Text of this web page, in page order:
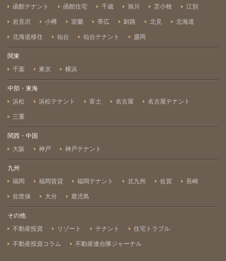
函館テナント 函館住宅 千歳 旭川 苫小牧 江別
岩見沢 小樽 室蘭 帯広 釧路 北見 北海道
北海道移住 仙台 仙台テナント 盛岡
関東
千葉
東京 横浜
中部・東海
浜松
浜松テナント 富士 名古屋 名古屋テナント
三重
関西・中国
大阪
神戸 神戸テナント
九州
福岡
福岡賃貸 福岡テナント 北九州 佐賀 長崎
佐世保 大分 鹿児島
その他
不動産投資
リゾート テナント 住宅トラブル
不動産投資コラム 不動産連合隊ジャーナル